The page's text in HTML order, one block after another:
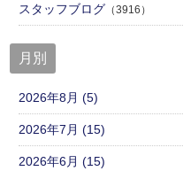
スタッフブログ （3916）
月別
2026年8月 (5)
2026年7月 (15)
2026年6月 (15)